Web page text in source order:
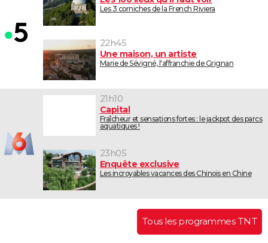
Les 3 corniches de la French Riviera
22h45
Une maison, un artiste
Marie de Sévigné, l'affranchie de Grignan
21h10
Capital
Fraîcheur et sensations fortes : le jackpot des parcs
aquatiques !
23h05
Enquête exclusive
Les incroyables vacances des Chinois en Chine
Tous les programmes TNT